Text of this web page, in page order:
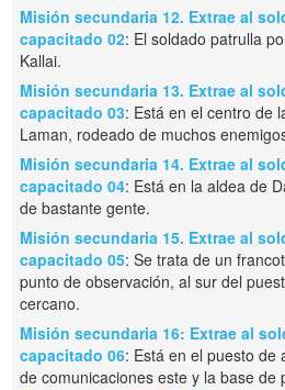
Misión secundaria 12. Extrae al
capacitado 02: El soldado patrulla
Kallai.
Misión secundaria 13. Extrae al
capacitado 03: Está en el centro de
Laman, rodeado de muchos
Misión secundaria 14. Extrae al
capacitado 04: Está en la aldea de
de bastante gente.
Misión secundaria 15. Extrae al
capacitado 05: Se trata de un
punto de observación, al sur del
cercano.
Misión secundaria 16: Extrae al
capacitado 06: Está en el puesto de
de comunicaciones este y la base de